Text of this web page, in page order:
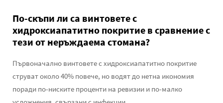
По-скъпи ли са винтовете с
хидроксиапатитно покритие в сравнение с
тези от неръждаема стомана?
Първоначално винтовете с хидроксиапатитно покритие
струват около 40% повече, но водят до нетна икономия
поради по-ниските проценти на ревизии и по-малко